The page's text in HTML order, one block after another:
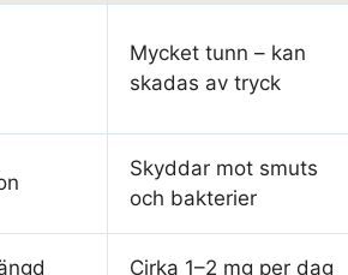
Mycket tunn – kan
skadas av tryck
Skyddar mot smuts
och bakterier
Cirka 1–2 mg per dag